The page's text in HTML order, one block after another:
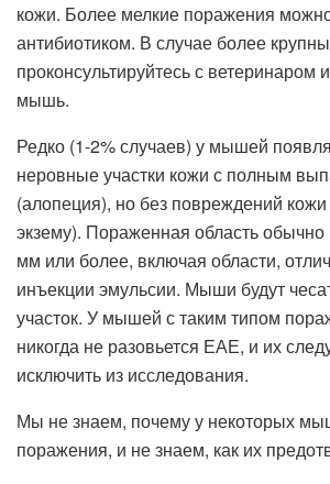
кожи. Более мелкие поражения
антибиотиком. В случае более
проконсультируйтесь с ветеринаром
мышь.
Редко (1-2% случаев) у мышей
неровные участки кожи с полным
(алопеция), но без повреждений
экзему). Пораженная область
мм или более, включая области,
инъекции эмульсии. Мыши будут
участок. У мышей с таким типом
никогда не разовьется ЕАЕ, и их
исключить из исследования.
Мы не знаем, почему у некоторых
поражения, и не знаем, как их